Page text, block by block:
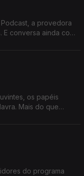
a provedora
E conversa ainda com
os papéis
Mais do que
do programa